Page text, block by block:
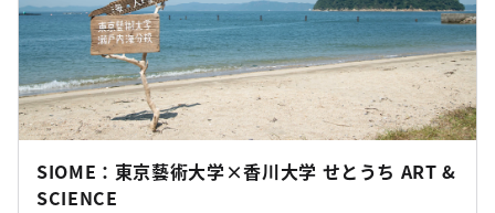
SIOME：東京藝術大学×香川大学 せとうち ART &
SCIENCE